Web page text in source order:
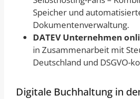
Speicher und
Dokumentenverwaltung.
DATEV Unternehmen
in Zusammenarbeit mit
Deutschland und DSGVO-
Digitale Buchhaltung in